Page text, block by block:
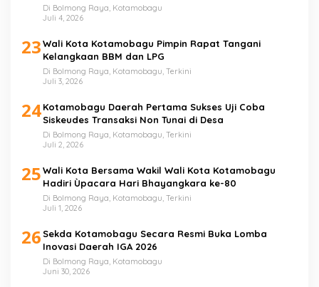
Di Bolmong Raya, Kotamobagu
Juli 4, 2026
23Wali Kota Kotamobagu Pimpin Rapat Tangani
Kelangkaan BBM dan LPG
Di Bolmong Raya, Kotamobagu, Terkini
Juli 3, 2026
24Kotamobagu Daerah Pertama Sukses Uji Coba
Siskeudes Transaksi Non Tunai di Desa
Di Bolmong Raya, Kotamobagu, Terkini
Juli 2, 2026
25Wali Kota Bersama Wakil Wali Kota Kotamobagu
Hadiri Ùpacara Hari Bhayangkara ke-80
Di Bolmong Raya, Kotamobagu, Terkini
Juli 1, 2026
26 Sekda Kotamobagu Secara Resmi Buka Lomba
Inovasi Daerah IGA 2026
Di Bolmong Raya, Kotamobagu
Juni 30, 2026